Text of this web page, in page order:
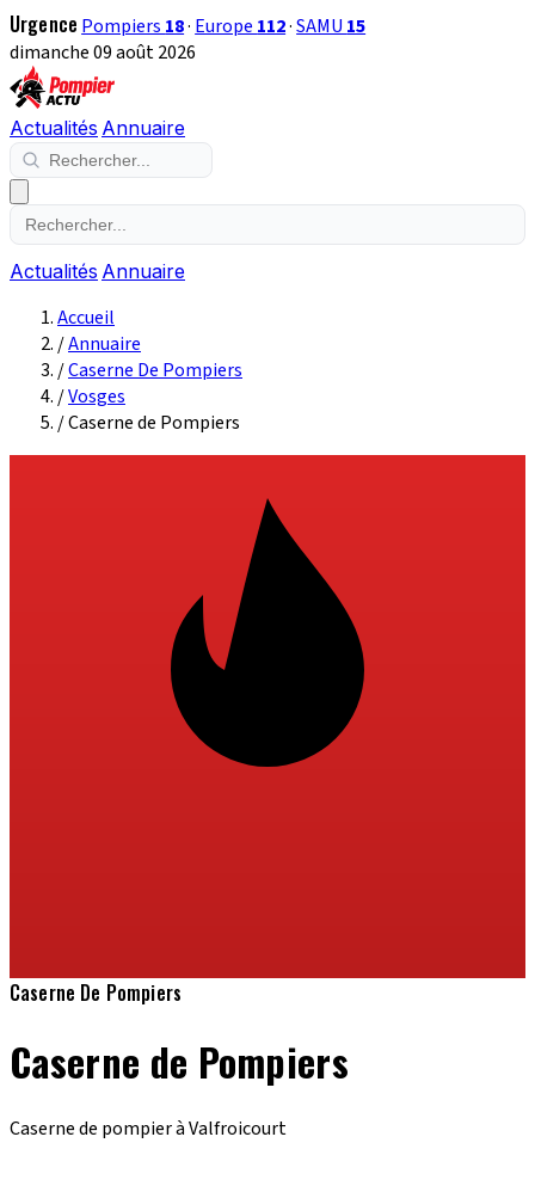
Urgence Pompiers 18· Europe 112·SAMU 15
dimanche 09 août 2026
Actualités Annuaire
Actualités Annuaire
Accueil
/Annuaire
/Caserne De Pompiers
/Vosges
/Caserne de Pompiers
Caserne De Pompiers
Caserne de Pompiers
Caserne de pompier à Valfroicourt